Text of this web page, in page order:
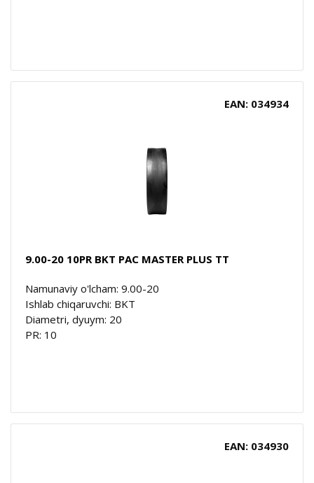
EAN: 034934
9.00-20 10PR BKT PAC MASTER PLUS TT
Namunaviy o'lcham: 9.00-20
Ishlab chiqaruvchi: BKT
Diametri, dyuym: 20
PR: 10
EAN: 034930